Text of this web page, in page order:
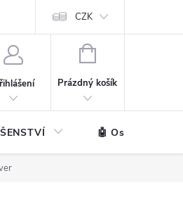
CZK
NÁKUPNÍ
Prázdný košík
🤖 Ostatní